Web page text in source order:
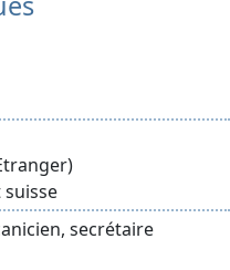
secrétaire